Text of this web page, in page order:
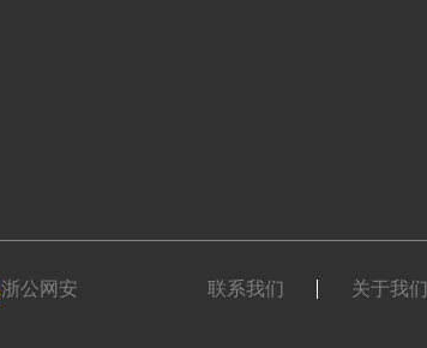
联系我们 关于我们
浙公网安